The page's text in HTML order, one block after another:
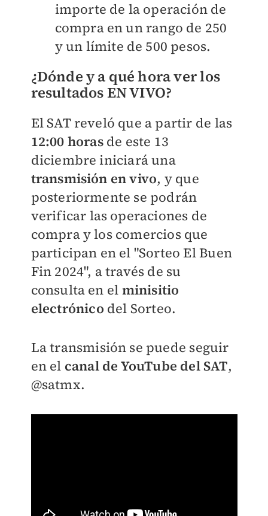
importe de la operación de
compra en un rango de 250
y un límite de 500 pesos.
¿Dónde y a qué hora ver los
resultados EN VIVO?
El SAT reveló que a partir de las
12:00 horas de este 13
diciembre iniciará una
transmisión en vivo, y que
posteriormente se podrán
verificar las operaciones de
compra y los comercios que
participan en el "Sorteo El Buen
Fin 2024", a través de su
consulta en el minisitio
electrónico del Sorteo.
La transmisión se puede seguir
en el canal de YouTube del SAT,
@satmx.